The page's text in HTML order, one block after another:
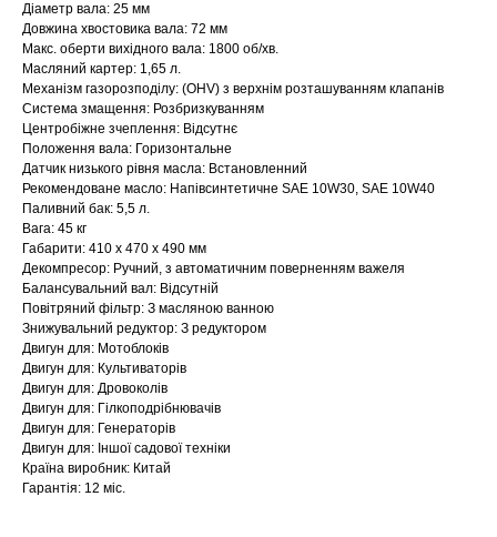
Діаметр вала: 25 мм
Довжина хвостовика вала: 72 мм
Макс. оберти вихідного вала: 1800 об/хв.
Масляний картер: 1,65 л.
Механізм газорозподілу: (OHV) з верхнім розташуванням клапанів
Система змащення: Розбризкуванням
Центробіжне зчеплення: Відсутнє
Положення вала: Горизонтальне
Датчик низького рівня масла: Встановленний
Рекомендоване масло: Напівсинтетичне SAE 10W30, SAE 10W40
Паливний бак: 5,5 л.
Вага: 45 кг
Габарити: 410 x 470 x 490 мм
Декомпресор: Ручний, з автоматичним поверненням важеля
Балансувальний вал: Відсутній
Повітряний фільтр: З масляною ванною
Знижувальний редуктор: З редуктором
Двигун для: Мотоблоків
Двигун для: Культиваторів
Двигун для: Дровоколів
Двигун для: Гілкоподрібнювачів
Двигун для: Генераторів
Двигун для: Іншої садової техніки
Країна виробник: Китай
Гарантія: 12 міс.